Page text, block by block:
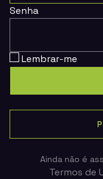
Senha
Lembrar-me
Ainda não é
Termos de